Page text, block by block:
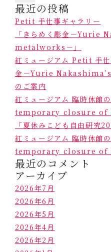
索:
最近の投稿
Petit 手仕事ギャラリー
「きらめく彫金－
metalworks－」
紅ミュージアム Petit 手
金－Yurie
のご案内
紅ミュージアム 臨時休
temporary closure of
「夏休みこども自由研究
紅ミュージアム 臨時休
temporary closure of
最近のコメント
アーカイブ
2026年7月
2026年6月
2026年5月
2026年4月
2026年2月